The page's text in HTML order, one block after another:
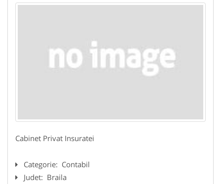
Cabinet Privat Insuratei
Categorie: Contabil
Judet: Braila